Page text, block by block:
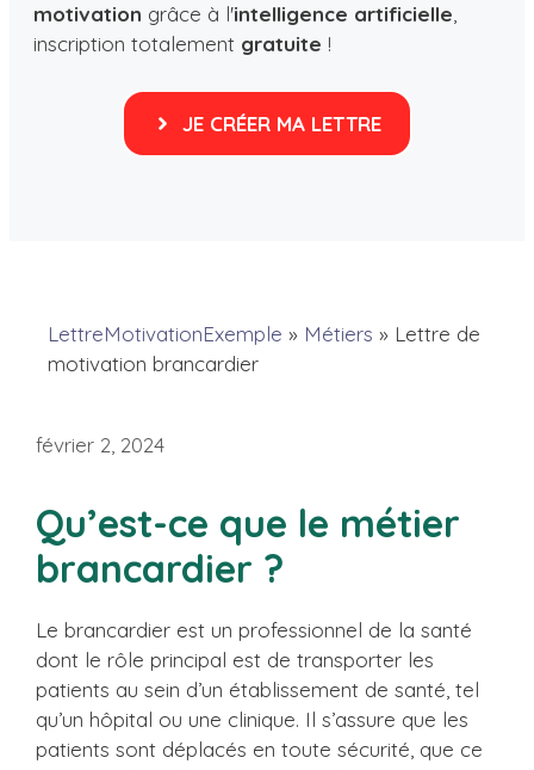
motivation grâce à l'intelligence artificielle
inscription totalement gratuite !
JE CRÉER MA LETTRE
LettreMotivationExemple » Métiers » Lettre de
motivation brancardier
février 2, 2024
Qu’est-ce que le métier
brancardier ?
Le brancardier est un professionnel de la santé
dont le rôle principal est de transporter les
patients au sein d’un établissement de santé, tel
qu’un hôpital ou une clinique. Il s’assure que les
patients sont déplacés en toute sécurité, que ce